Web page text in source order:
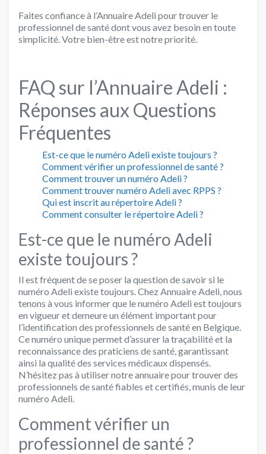
Faites confiance à l’Annuaire Adeli pour trouver le
professionnel de santé dont vous avez besoin en toute
simplicité. Votre bien-être est notre priorité.
FAQ sur l’Annuaire Adeli :
Réponses aux Questions
Fréquentes
Est-ce que le numéro Adeli existe toujours ?
Comment vérifier un professionnel de santé ?
Comment trouver un numéro Adeli ?
Comment trouver numéro Adeli avec RPPS ?
Qui est inscrit au répertoire Adeli ?
Comment consulter le répertoire Adeli ?
Est-ce que le numéro Adeli
existe toujours ?
Il est fréquent de se poser la question de savoir si le
numéro Adeli existe toujours. Chez Annuaire Adeli, nous
tenons à vous informer que le numéro Adeli est toujours
en vigueur et demeure un élément important pour
l’identification des professionnels de santé en Belgique.
Ce numéro unique permet d’assurer la traçabilité et la
reconnaissance des praticiens de santé, garantissant
ainsi la qualité des services médicaux dispensés.
N’hésitez pas à utiliser notre annuaire pour trouver des
professionnels de santé fiables et certifiés, munis de leur
numéro Adeli.
Comment vérifier un
professionnel de santé ?